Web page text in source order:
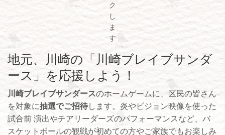
ク
し
ま
す
地元、川崎の「川崎ブレイブサンダ
ース」を応援しよう！
川崎ブレイブサンダースのホームゲームに、区民の皆さん
を対象に抽選でご招待します。炎やビジョン映像を使った
試合前 演出やチアリーダーズのパフォーマンスなど、バ
スケットボールの観戦が初めての方やご家族でもお楽しみ